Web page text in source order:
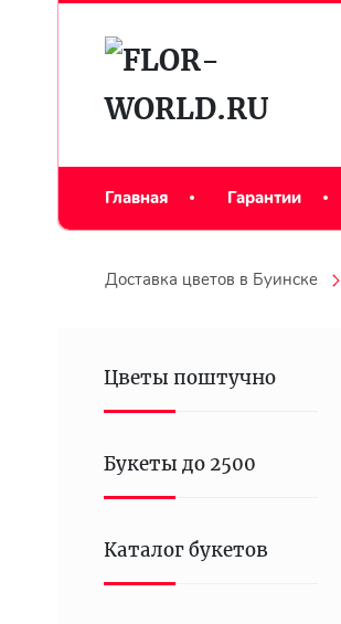
Главная Гарантии
Доставка цветов в Буинске
Цветы поштучно
Букеты до 2500
Каталог букетов